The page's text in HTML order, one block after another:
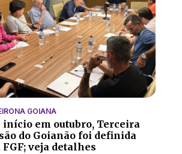
GOIANA
início em outubro, Terceira
do Goianão foi definida
veja detalhes